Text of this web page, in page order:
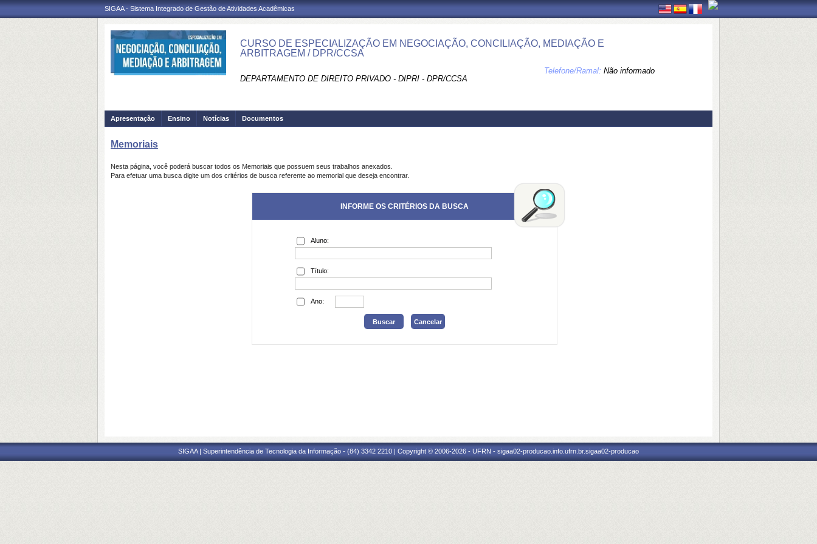
SIGAA - Sistema Integrado de Gestão de Atividades Acadêmicas
CURSO DE ESPECIALIZAÇÃO EM NEGOCIAÇÃO, CONCILIAÇÃO, MEDIAÇÃO E
ARBITRAGEM / DPR/CCSA
DEPARTAMENTO DE DIREITO PRIVADO - DIPRI - DPR/CCSA
Telefone/Ramal: Não informado
Apresentação Ensino Notícias Documentos
Memoriais
Nesta página, você poderá buscar todos os Memoriais que possuem seus trabalhos anexados.
Para efetuar uma busca digite um dos critérios de busca referente ao memorial que deseja encontrar.
INFORME OS CRITÉRIOS DA BUSCA
Aluno:
Título:
Ano:
SIGAA | Superintendência de Tecnologia da Informação - (84) 3342 2210 | Copyright © 2006-2026 - UFRN - sigaa02-producao.info.ufrn.br.sigaa02-producao